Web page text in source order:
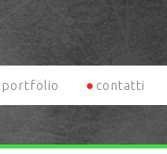
portfolio contatti